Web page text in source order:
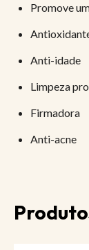
Promove
Anti-idade
Limpeza
Firmadora
Anti-acne